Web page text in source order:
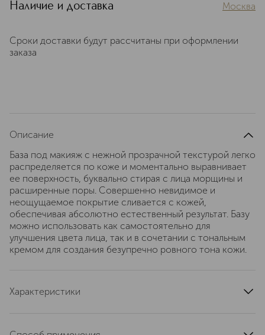
Наличие и доставка Москва
Сроки доставки будут рассчитаны при оформлении
заказа
Описание
База под макияж с нежной прозрачной текстурой легко
распределяется по коже и моментально выравнивает
ее поверхность, буквально стирая с лица морщины и
расширенные поры. Совершенно невидимое и
неощущаемое покрытие сливается c кожей,
обеспечивая абсолютно естественный результат. Базу
можно использовать как самостоятельно для
улучшения цвета лица, так и в сочетании с тональным
кремом для создания безупречно ровного тона кожи.
Характеристики
тип кожи